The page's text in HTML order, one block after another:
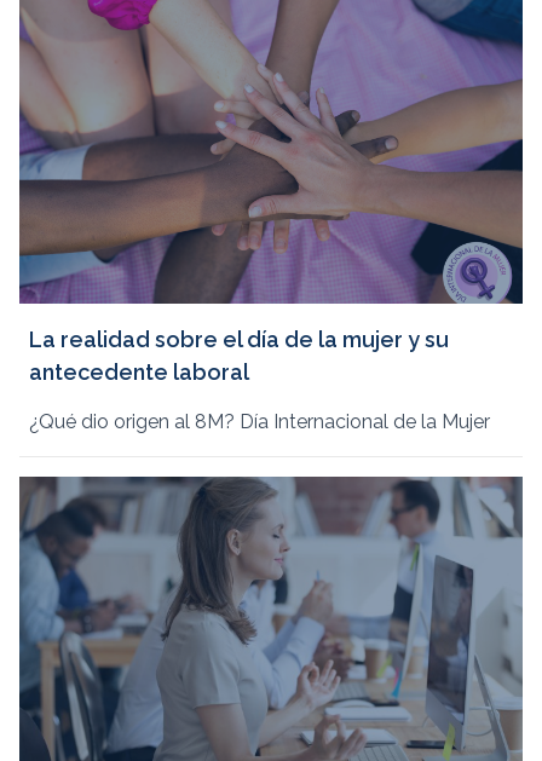
La realidad sobre el día de la mujer y su
antecedente laboral
¿Qué dio origen al 8M? Día Internacional de la Mujer